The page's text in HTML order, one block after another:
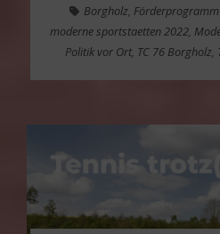
Borgholz, Förderprogramm
moderne sportstaetten 2022,
Politik vor Ort, TC 76 Borgholz,